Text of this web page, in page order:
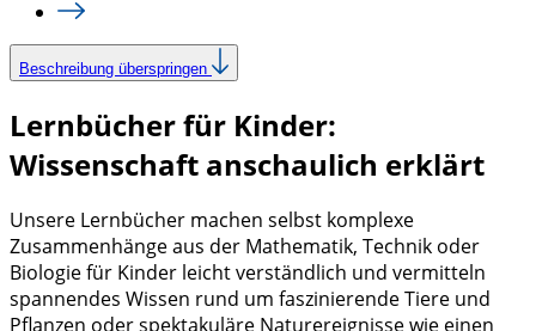
Beschreibung überspringen
Lernbücher für Kinder:
Wissenschaft anschaulich erklärt
Unsere Lernbücher machen selbst komplexe
Zusammenhänge aus der Mathematik, Technik oder
Biologie für Kinder leicht verständlich und vermitteln
spannendes Wissen rund um faszinierende Tiere und
Pflanzen oder spektakuläre Naturereignisse wie einen